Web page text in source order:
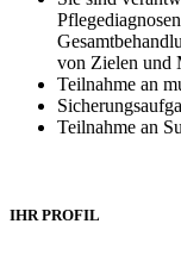
von Zielen und
Teilnahme an
Teilnahme an
IHR PROFIL